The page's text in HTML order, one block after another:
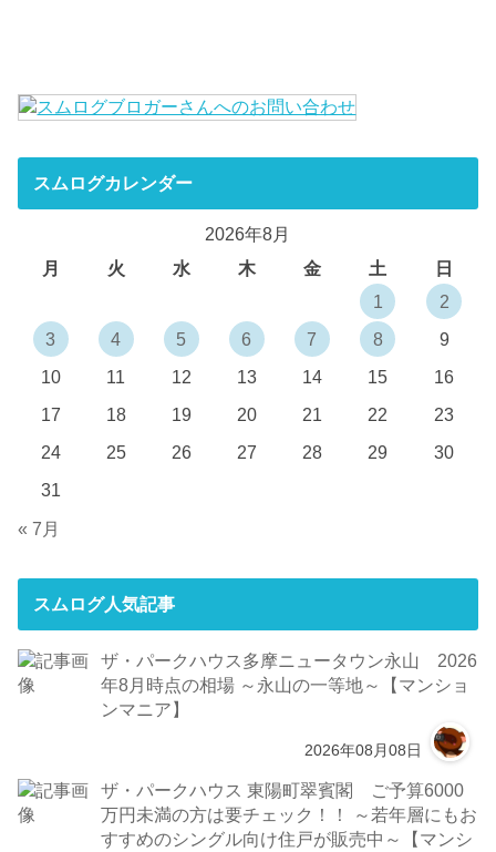
スムログカレンダー
2026年8月
月
火 水 木 金 土
日
1
2
3
4 5 6 7 8
9
10
11 12 13 14 15
16
17
18 19 20 21 22
23
24
25 26 27 28 29
30
31
« 7月
スムログ人気記事
ザ・パークハウス多摩ニュータウン永山 2026
年8月時点の相場 ～永山の一等地～【マンショ
ンマニア】
2026年08月08日
ザ・パークハウス 東陽町翠賓閣 ご予算6000
万円未満の方は要チェック！！ ～若年層にもお
すすめのシングル向け住戸が販売中～【マンシ